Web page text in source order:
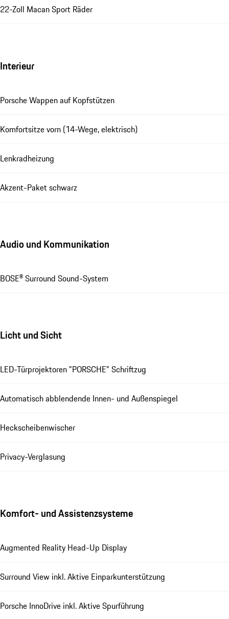
22-Zoll Macan Sport Räder
Interieur
Porsche Wappen auf Kopfstützen
Komfortsitze vorn (14-Wege, elektrisch)
Lenkradheizung
Akzent-Paket schwarz
Audio und Kommunikation
BOSE® Surround Sound-System
Licht und Sicht
LED-Türprojektoren "PORSCHE" Schriftzug
Automatisch abblendende Innen- und Außenspiegel
Heckscheibenwischer
Privacy-Verglasung
Komfort- und Assistenzsysteme
Augmented Reality Head-Up Display
Surround View inkl. Aktive Einparkunterstützung
Porsche InnoDrive inkl. Aktive Spurführung